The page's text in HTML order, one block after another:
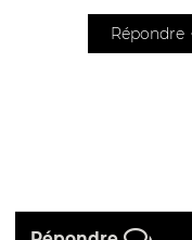
Répondre